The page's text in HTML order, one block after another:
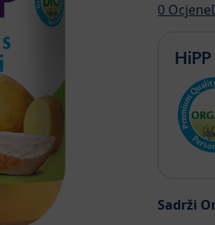
0 Ocjene
Sadrži